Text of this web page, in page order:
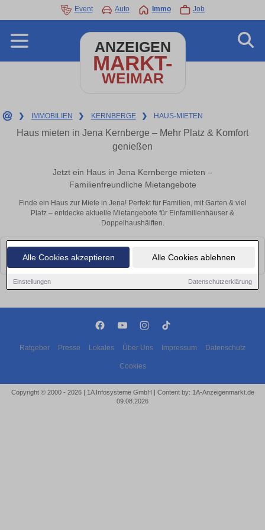
Alle Cookies akzeptieren Alle Cookies ablehnen
Einstellungen Datenschutzerklärung
Event Auto Immo Job
ANZEIGEN
MARKT-
WEIMAR
❯ IMMOBILIEN ❯ KERNBERGE ❯ HAUS-MIETEN
Haus mieten in Jena Kernberge – Mehr Platz & Komfort
genießen
Jetzt ein Haus in Jena Kernberge mieten –
Familienfreundliche Mietangebote
Finde ein Haus zur Miete in Jena! Perfekt für Familien, mit Garten & viel
Platz – entdecke aktuelle Mietangebote für Einfamilienhäuser &
Doppelhaushälften.
Leider konnten wir derzeit keine passenden Objekte finden. Schauen Sie
bald wieder vorbei!
Ratgeber Presse Lokales Über Uns Impressum Datenschutz
Cookies
Copyright © 2000 - 2026 | 1A Infosysteme GmbH | Content by: 1A-Anzeigenmarkt.de
09.08.2026